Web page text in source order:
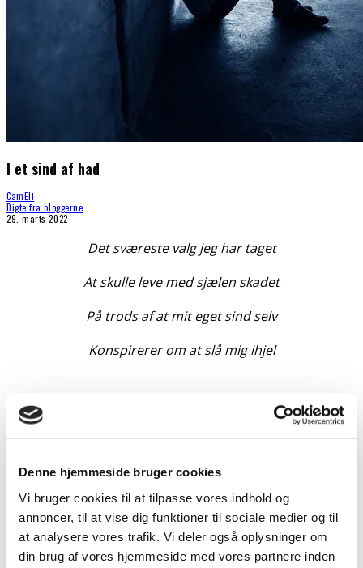
Denne hjemmeside bruger cookies
Vi bruger cookies til at tilpasse vores indhold og
annoncer, til at vise dig funktioner til sociale medier og til
at analysere vores trafik. Vi deler også oplysninger om
din brug af vores hjemmeside med vores partnere inden
I et sind af had
CamEli
Digte fra bloggerne
29. marts 2022
Det sværeste valg jeg har taget
At skulle leve med sjælen skadet
På trods af at mit eget sind selv
Konspirerer om at slå mig ihjel
Min verden er fuld af grå skyer
Ikke at huske sidst jeg var glad